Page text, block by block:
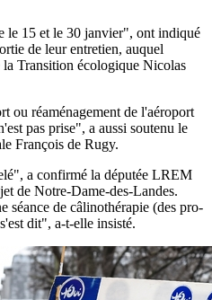
le 15 et le 30 janvier", ont indiqué
de leur entretien, auquel
la Transition écologique Nicolas
ou réaménagement de l'aéroport
pas prise", a aussi soutenu le
François de Rugy.
a confirmé la députée LREM
de Notre-Dame-des-Landes.
séance de câlinothérapie (des pro-
dit", a-t-elle insisté.